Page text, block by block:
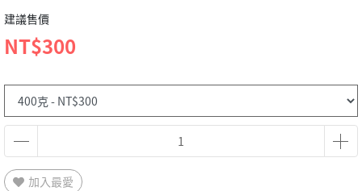
建議售價
NT$300
加入最愛